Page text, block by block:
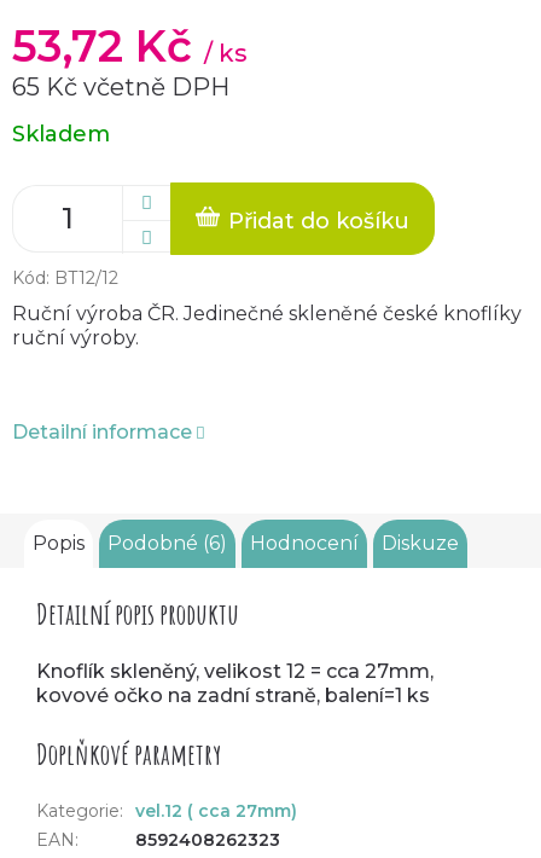
53,72 Kč / ks
65 Kč včetně DPH
Měrná
cena:
Skladem
Přidat do košíku
Kód: BT12/12
Ruční výroba ČR. Jedinečné skleněné české knoflíky
ruční výroby.
Detailní informace
Popis Podobné (6) Hodnocení Diskuze
Detailní popis produktu
Knoflík skleněný, velikost 12 = cca 27mm,
kovové očko na zadní straně, balení=1 ks
Doplňkové parametry
Kategorie:
vel.12 ( cca 27mm)
EAN: 8592408262323